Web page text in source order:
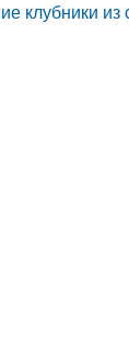
клубники из